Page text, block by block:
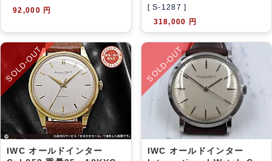
92,000 円
[ S-1287 ]
318,000 円
SOLD-OUT
IWC オールドインター
SOLD-OUT
IWC オールドインター